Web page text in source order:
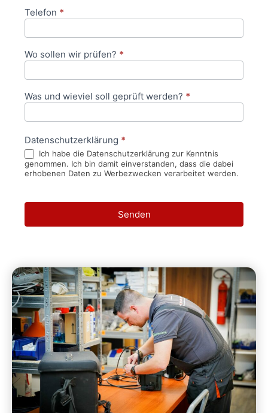
Telefon *
Wo sollen wir prüfen? *
Was und wieviel soll geprüft werden? *
Datenschutzerklärung *
Ich habe die Datenschutzerklärung zur Kenntnis
genommen. Ich bin damit einverstanden, dass die dabei
erhobenen Daten zu Werbezwecken verarbeitet werden.
Senden